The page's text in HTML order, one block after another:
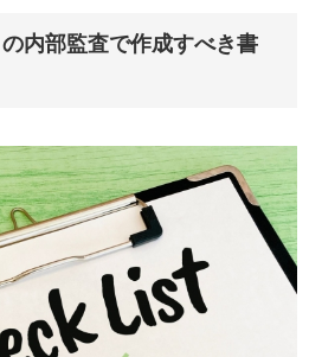
内部監査で作成すべき書